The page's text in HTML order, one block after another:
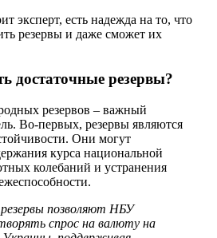
эксперт, есть надежда на то, что
резервы и даже сможет их
достаточные резервы?
резервов – важный
Во-первых, резервы являются
Они могут
курса национальной
колебаний и устранения
позволяют НБУ
спрос на валюту на